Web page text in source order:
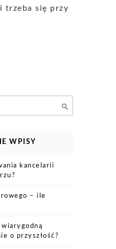
trzeba się przy
WPISY
kancelarii
– ile
wiarygodną
o przyszłość?